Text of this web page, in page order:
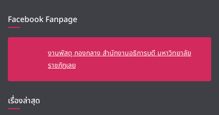
Facebook Fanpage
งานพัสดุ กองกลาง สำนักงานอธิการบดี มหาวิทยาลัย
ราชภัฏเลย
เรื่องล่าสุด